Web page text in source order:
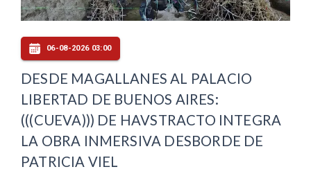
06-08-2026 03:00
DESDE MAGALLANES AL PALACIO
LIBERTAD DE BUENOS AIRES:
(((CUEVA))) DE HAVSTRACTO INTEGRA
LA OBRA INMERSIVA DESBORDE DE
PATRICIA VIEL